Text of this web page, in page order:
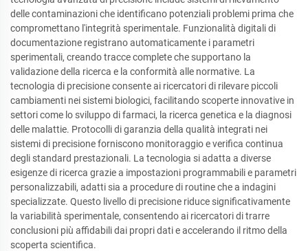
delle contaminazioni che identificano potenziali problemi prima che
compromettano l'integrità sperimentale. Funzionalità digitali di
documentazione registrano automaticamente i parametri
sperimentali, creando tracce complete che supportano la
validazione della ricerca e la conformità alle normative. La
tecnologia di precisione consente ai ricercatori di rilevare piccoli
cambiamenti nei sistemi biologici, facilitando scoperte innovative in
settori come lo sviluppo di farmaci, la ricerca genetica e la diagnosi
delle malattie. Protocolli di garanzia della qualità integrati nei
sistemi di precisione forniscono monitoraggio e verifica continua
degli standard prestazionali. La tecnologia si adatta a diverse
esigenze di ricerca grazie a impostazioni programmabili e parametri
personalizzabili, adatti sia a procedure di routine che a indagini
specializzate. Questo livello di precisione riduce significativamente
la variabilità sperimentale, consentendo ai ricercatori di trarre
conclusioni più affidabili dai propri dati e accelerando il ritmo della
scoperta scientifica.